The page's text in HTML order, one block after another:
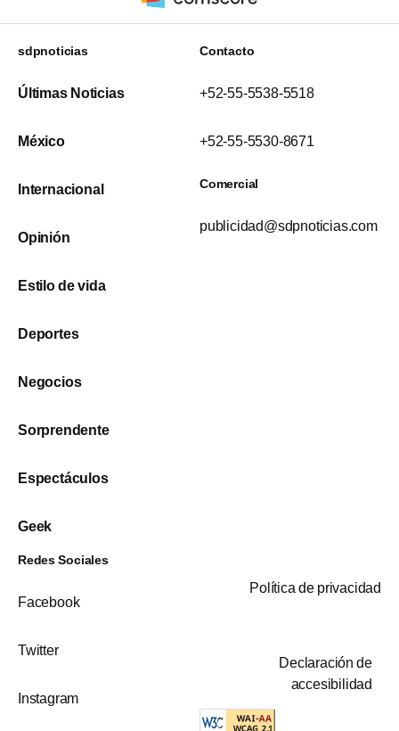
sdpnoticias
Últimas Noticias
México
Internacional
Opinión
Estilo de vida
Deportes
Negocios
Sorprendente
Espectáculos
Geek
Contacto
+52-55-5538-5518
+52-55-5530-8671
Comercial
publicidad@sdpnoticias.com
Redes Sociales
Facebook
Twitter
Instagram
Política de privacidad
Declaración de
accesibilidad